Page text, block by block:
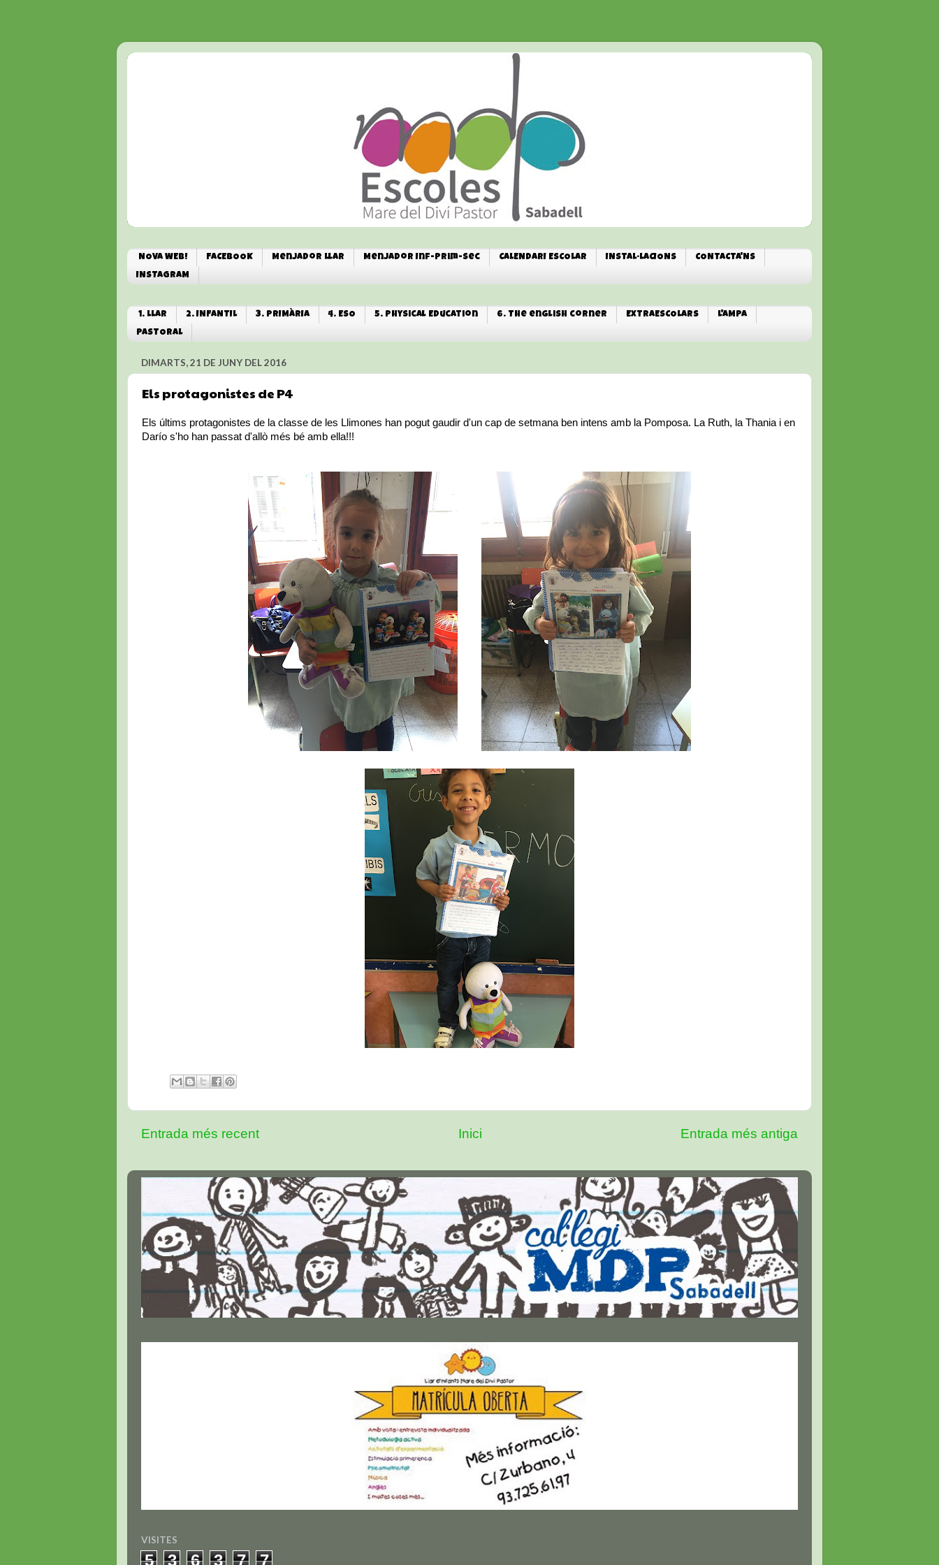
NOVA WEB! FACEBOOK Menjador Llar Menjador Inf-Prim-Sec CALENDARI ESCOLAR INSTAL·LACIONS
CONTACTA'NS
INSTAGRAM
1. LLAR 2. INFANTIL 3. PRIMÀRIA 4. ESO 5. Physical Education 6. The english corner EXTRAESCOLARS
L'AMPA
PASTORAL
DIMARTS, 21 DE JUNY DEL 2016
Els protagonistes de P4
Els últims protagonistes de la classe de les Llimones han pogut gaudir d'un cap de setmana ben intens amb la Pomposa. La Ruth, la Thania i en
Darío s'ho han passat d'allò més bé amb ella!!!
Entrada més recent Entrada més antiga
Inici
VISITES
5 3 6 3 7 7